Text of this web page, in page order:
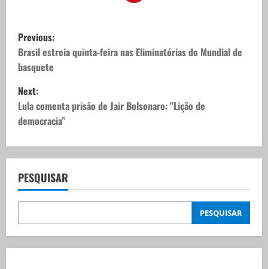
P
o
s
t
n
a
v
i
g
Previous:
Brasil estreia quinta-feira nas Eliminatórias do Mundial de
basquete
Next:
Lula comenta prisão de Jair Bolsonaro: "Lição de
democracia”
PESQUISAR
PESQUISAR